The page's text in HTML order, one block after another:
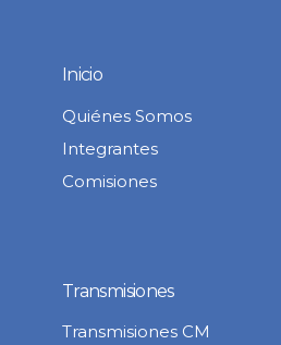
Inicio
Quiénes Somos
Integrantes
Comisiones
Transmisiones
Transmisiones CM